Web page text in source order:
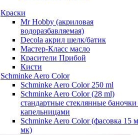
Краски
Mr Hobby (акриловая
водоразбавляемая)
Decola акрил шелк/батик
Мастер-Класс масло
Красители Прибой
Кисти
Schminke Aero Color
Schminke Aero Color 250 ml
Schminke Aero Color (28 ml)
стандартные стеклянные баночки
капельницами
Schminke Aero Color (фасовка 15
мк)